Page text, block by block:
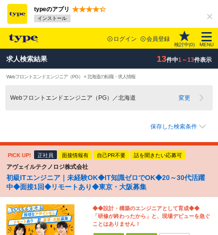
typeのアプリ
インストール
ログイン 会員登録
検討中(0) MENU
求人検索結果 13件中1～13件表示
Webフロントエンドエンジニア（PG） × 北海道の転職・求人情報
Webフロントエンドエンジニア（PG）／北海道 変更
保存した検索条件
PICK UP! 正社員 面接情報有 自己PR不要 話を聞きたい応募可
アヴェイルテクノロジ株式会社
初級ITエンジニア｜未経験OK◆IT知識ゼロでOK◆20～30代活躍
中◆面接1回◆リモートあり◆東京・大阪募集
◆◆設計・構築のエンジニアとして育成◆◆
「研修が終わったから」と、現場デビューを急ぐ
ことはありません！